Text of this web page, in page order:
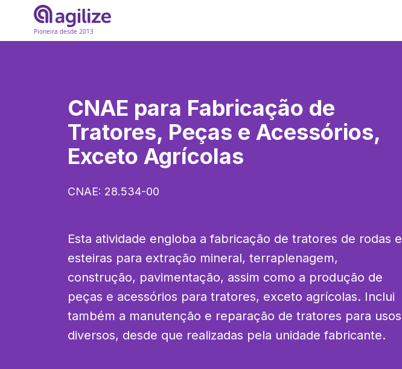
Pioneira desde 2013
CNAE para Fabricação de
Tratores, Peças e Acessórios,
Exceto Agrícolas
CNAE: 28.534-00
Esta atividade engloba a fabricação de tratores de rodas e
esteiras para extração mineral, terraplenagem,
construção, pavimentação, assim como a produção de
peças e acessórios para tratores, exceto agrícolas. Inclui
também a manutenção e reparação de tratores para usos
diversos, desde que realizadas pela unidade fabricante.